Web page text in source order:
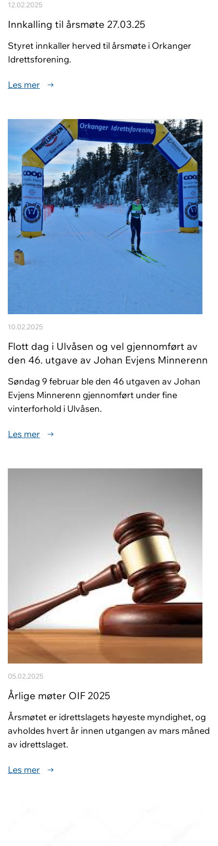
12.02.2025
Innkalling til årsmøte 27.03.25
Styret innkaller herved til årsmøte i Orkanger
Idrettsforening.
Les mer
10.02.2025
Flott dag i Ulvåsen og vel gjennomført av
den 46. utgave av Johan Evjens Minnerenn
Søndag 9 februar ble den 46 utgaven av Johan
Evjens Minnerenn gjennomført under fine
vinterforhold i Ulvåsen.
Les mer
05.02.2025
Årlige møter OIF 2025
Årsmøtet er idrettslagets høyeste myndighet, og
avholdes hvert år innen utgangen av mars måned
av idrettslaget.
Les mer